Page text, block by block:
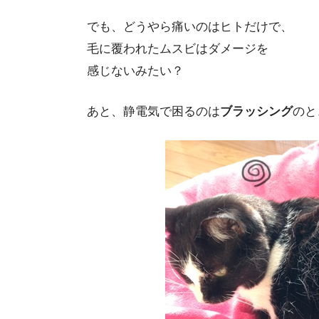
でも、どうやら痛いのはヒトだけで、
毛に覆われたムスビはダメージを
感じないみたい？
あと、静電気で困るのはブラッシングの